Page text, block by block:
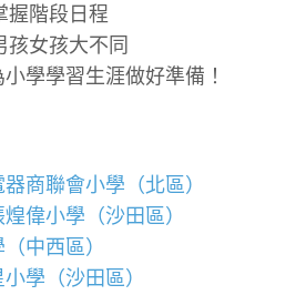
握階段日程
孩女孩大不同
學學習生涯做好準備！
商聯會小學（北區）
偉小學（沙田區）
中西區）
學（沙田區）